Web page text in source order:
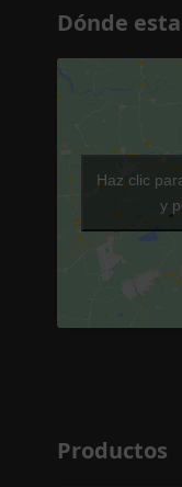
Dónde
Haz clic
y
Productos